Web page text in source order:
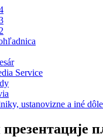
Service
ustanovizne a iné